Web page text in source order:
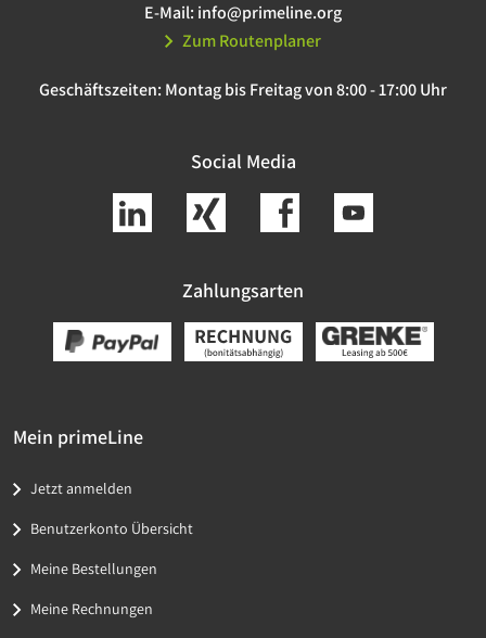
E-Mail: info@primeline.org
Zum Routenplaner
Geschäftszeiten: Montag bis Freitag von 8:00 - 17:00 Uhr
Social Media
Zahlungsarten
Mein primeLine
Jetzt anmelden
Benutzerkonto Übersicht
Meine Bestellungen
Meine Rechnungen